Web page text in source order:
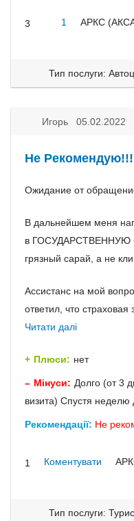
3 1 АРКС
Тип послуги:
Игорь 05.02.2022
Не Рекомендую!!!
Ожидание от
В дальнейшем меня
в ГОСУДАРСТВЕННУЮ
грязный сарай, а не
Ассистанс на мой
ответил, что
Читати далі
Плюси: нет
Мінуси: Долго (от 3
визита) Спустя неделю
Рекомендації: Не
1 Коментувати
Тип послуги: